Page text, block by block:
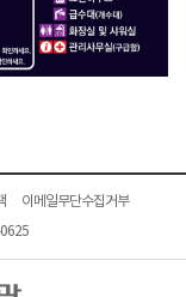
이메일무단수집거부